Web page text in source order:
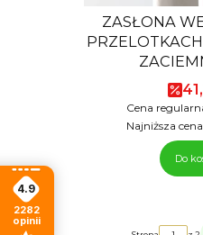
ZASŁONA
Cena
Najniższa
Do
4.9
2282
opinii